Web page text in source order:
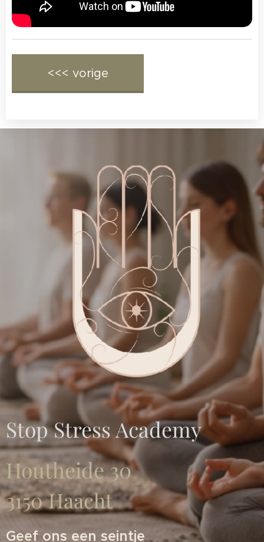
<<< vorige
Stop Stress Academy
Houtheide 30
3150 Haacht
Geef ons een seintje